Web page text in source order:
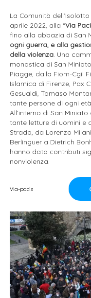
La Comunità
aprile 2022, alla “Via
fino alla abbazia di San
ogni guerra, e alla
della violenza . Una
monastica di San
Piagge, dalla Fiom-Cgil
Islamica di Firenze, Pax
Gesualdi, Tomaso
tante persone di ogni
All’interno di San
tante letture di uomini e
Strada, da Lorenzo
Berlinguer a Dietrich
hanno dato contributi
nonviolenza.
Via-pacis